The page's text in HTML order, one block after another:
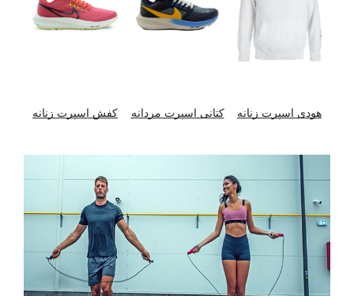
هودی اسپرت زنانه کتانی اسپرت مردانه کفش اسپرت زنانه